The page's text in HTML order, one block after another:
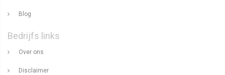
Blog
Bedrijfs links
Over ons
Disclaimer